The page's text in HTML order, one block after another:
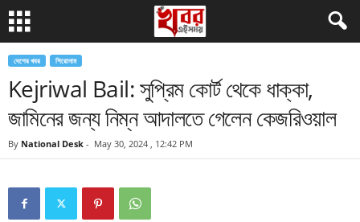
দেশের খবর শিরোনাম
Kejriwal Bail: সুপ্রিম কোর্ট থেকে ধাক্কা,
জামিনের জন্য নিম্ন আদালতে গেলেন কেজরিওয়াল
By National Desk - May 30, 2024 , 12:42 PM